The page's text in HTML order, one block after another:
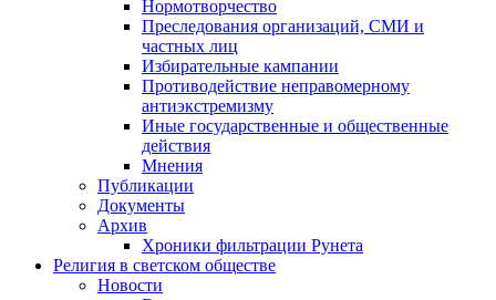
Нормотворчество
Преследования организаций, СМИ и
частных лиц
Избирательные кампании
Противодействие неправомерному
антиэкстремизму
Иные государственные и общественные
действия
Мнения
Публикации
Документы
Архив
Хроники фильтрации Рунета
Религия в светском обществе
Новости